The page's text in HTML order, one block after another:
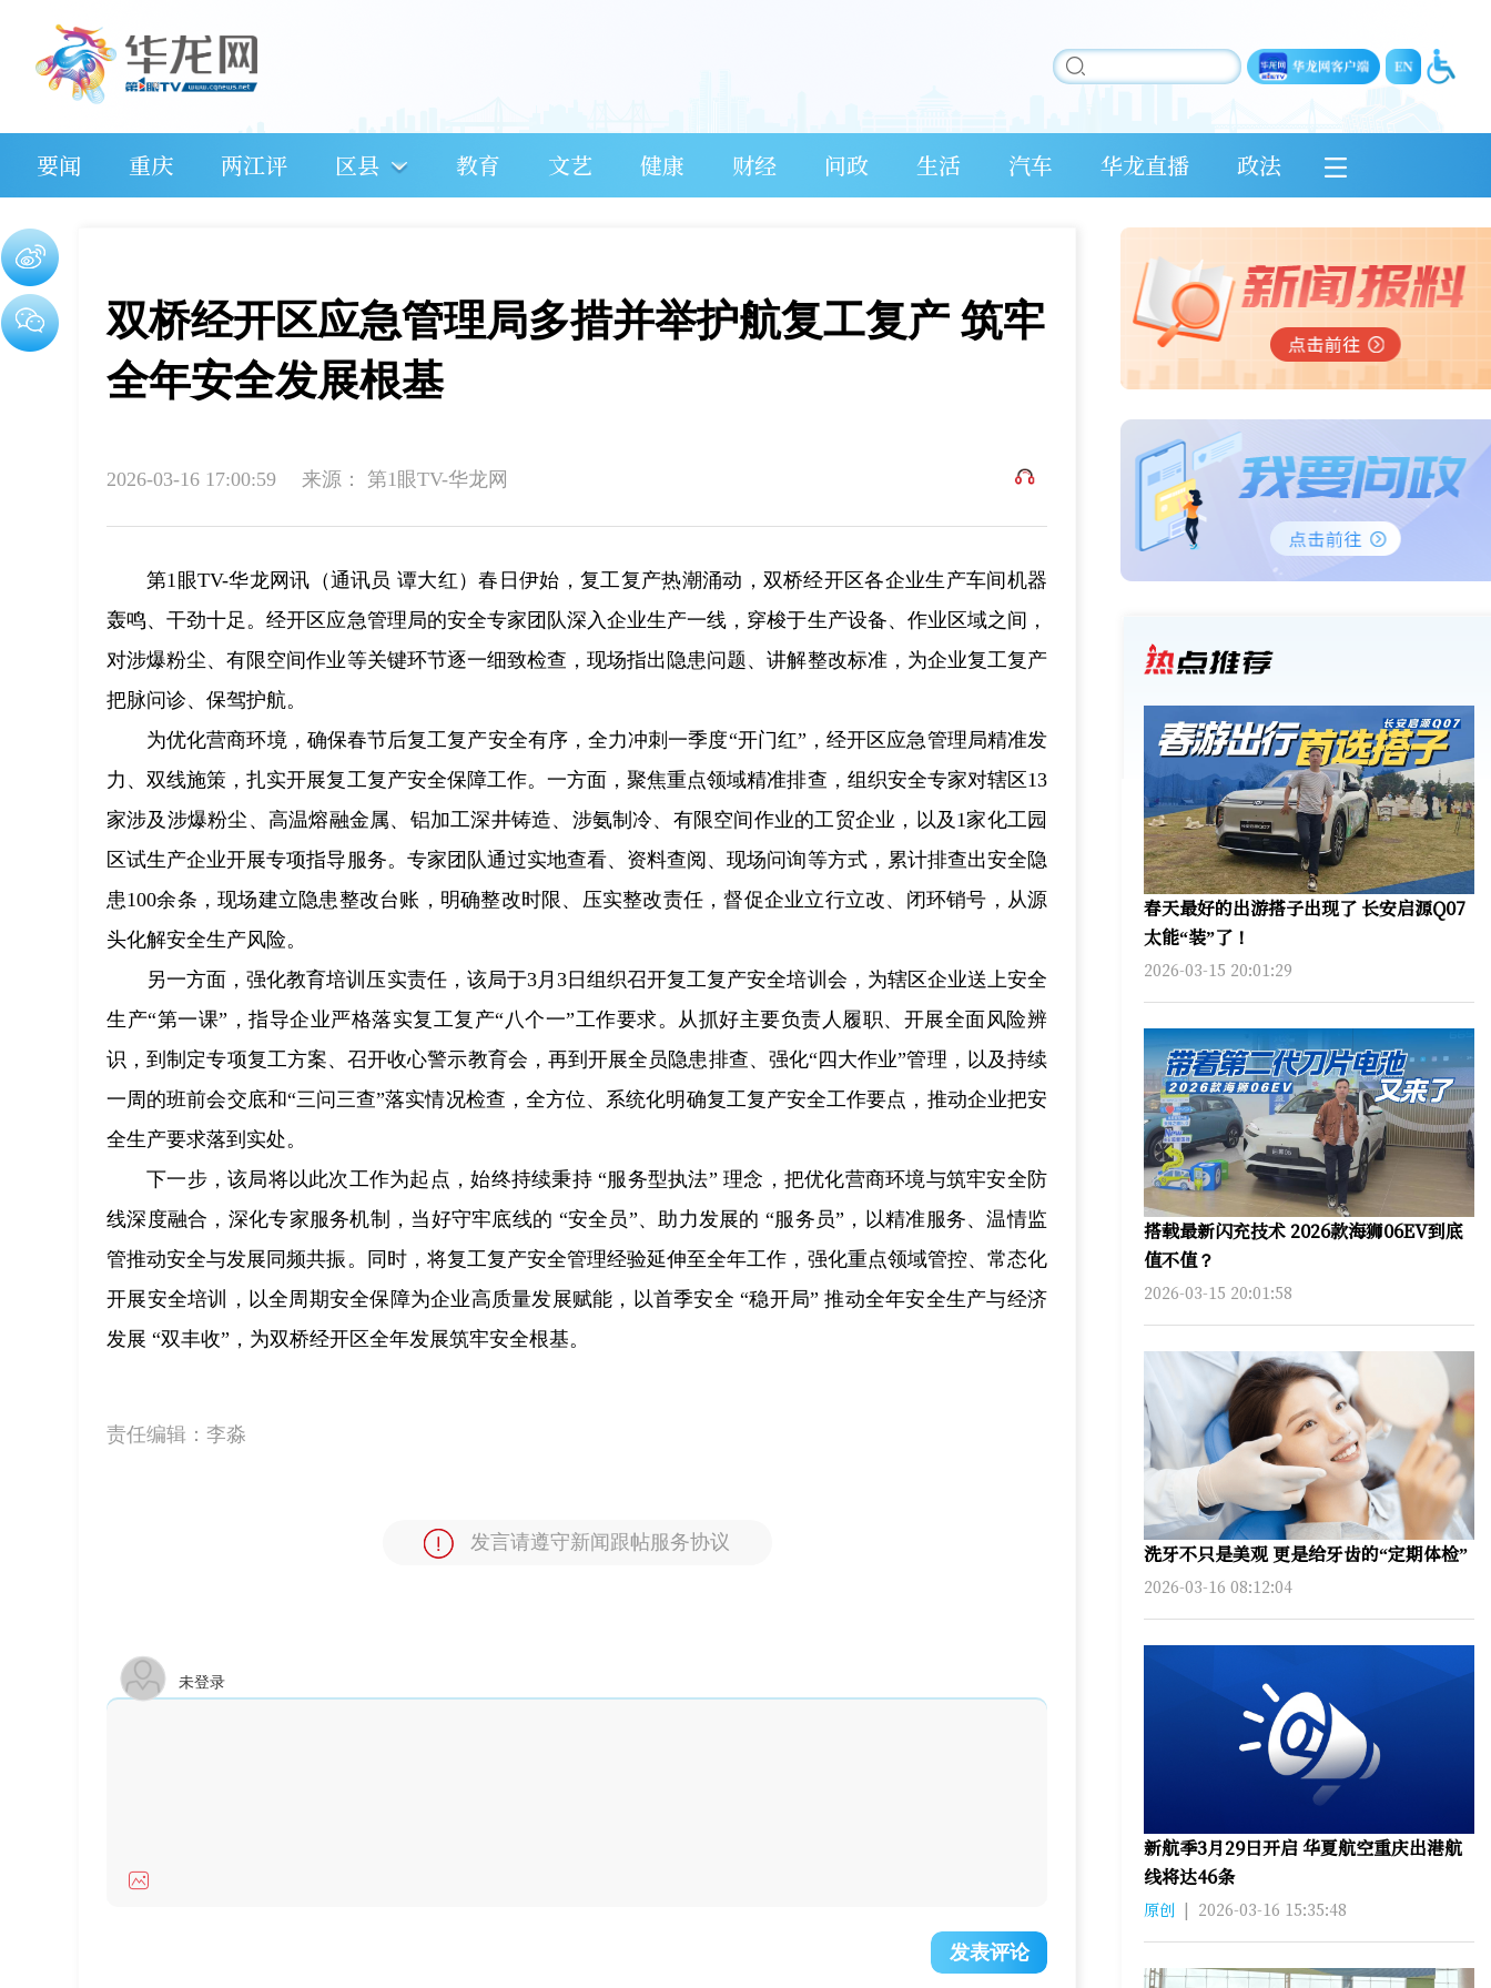
要闻 重庆 两江评 区县 教育 文艺 健康 财经 问政 生活 汽车 华龙直播 政法
双桥经开区应急管理局多措并举护航复工复产 筑牢
全年安全发展根基
2026-03-16 17:00:59 来源： 第1眼TV-华龙网
第1眼TV-华龙网讯（通讯员 谭大红）春日伊始，复工复产热潮涌动，双桥经开区各企业生产车间机器
轰鸣、干劲十足。经开区应急管理局的安全专家团队深入企业生产一线，穿梭于生产设备、作业区域之间，
对涉爆粉尘、有限空间作业等关键环节逐一细致检查，现场指出隐患问题、讲解整改标准，为企业复工复产
把脉问诊、保驾护航。
为优化营商环境，确保春节后复工复产安全有序，全力冲刺一季度“开门红”，经开区应急管理局精准发
力、双线施策，扎实开展复工复产安全保障工作。一方面，聚焦重点领域精准排查，组织安全专家对辖区13
家涉及涉爆粉尘、高温熔融金属、铝加工深井铸造、涉氨制冷、有限空间作业的工贸企业，以及1家化工园
区试生产企业开展专项指导服务。专家团队通过实地查看、资料查阅、现场问询等方式，累计排查出安全隐
患100余条，现场建立隐患整改台账，明确整改时限、压实整改责任，督促企业立行立改、闭环销号，从源
头化解安全生产风险。
另一方面，强化教育培训压实责任，该局于3月3日组织召开复工复产安全培训会，为辖区企业送上安全
生产“第一课”，指导企业严格落实复工复产“八个一”工作要求。从抓好主要负责人履职、开展全面风险辨
识，到制定专项复工方案、召开收心警示教育会，再到开展全员隐患排查、强化“四大作业”管理，以及持续
一周的班前会交底和“三问三查”落实情况检查，全方位、系统化明确复工复产安全工作要点，推动企业把安
全生产要求落到实处。
下一步，该局将以此次工作为起点，始终持续秉持 “服务型执法” 理念，把优化营商环境与筑牢安全防
线深度融合，深化专家服务机制，当好守牢底线的 “安全员”、助力发展的 “服务员”，以精准服务、温情监
管推动安全与发展同频共振。同时，将复工复产安全管理经验延伸至全年工作，强化重点领域管控、常态化
开展安全培训，以全周期安全保障为企业高质量发展赋能，以首季安全 “稳开局” 推动全年安全生产与经济
发展 “双丰收”，为双桥经开区全年发展筑牢安全根基。
责任编辑： 李淼
发言请遵守新闻跟帖服务协议
未登录
发表评论
春天最好的出游搭子出现了 长安启源Q07
太能“装”了！
2026-03-15 20:01:29
搭载最新闪充技术 2026款海狮06EV到底
值不值？
2026-03-15 20:01:58
洗牙不只是美观 更是给牙齿的“定期体检”
2026-03-16 08:12:04
新航季3月29日开启 华夏航空重庆出港航
线将达46条
原创 | 2026-03-16 15:35:48